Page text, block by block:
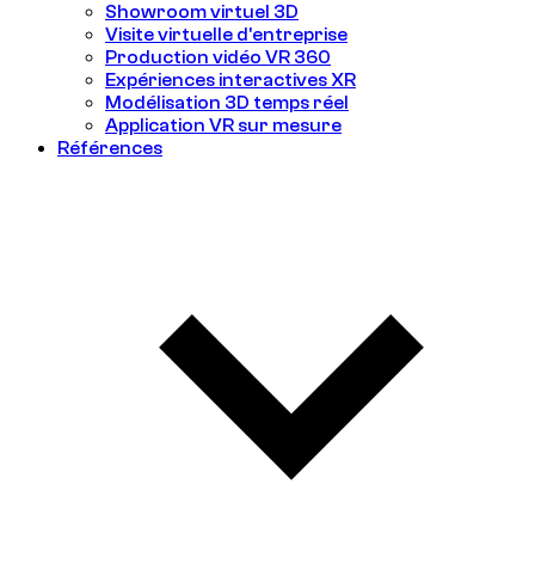
Showroom virtuel 3D
Visite virtuelle d'entreprise
Production vidéo VR 360
Expériences interactives XR
Modélisation 3D temps réel
Application VR sur mesure
Références